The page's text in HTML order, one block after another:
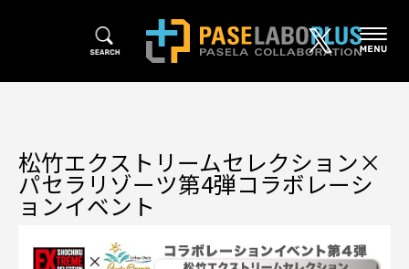
松竹エクストリームセレクション×
パセラリゾーツ第4弾コラボレーシ
ョンイベント